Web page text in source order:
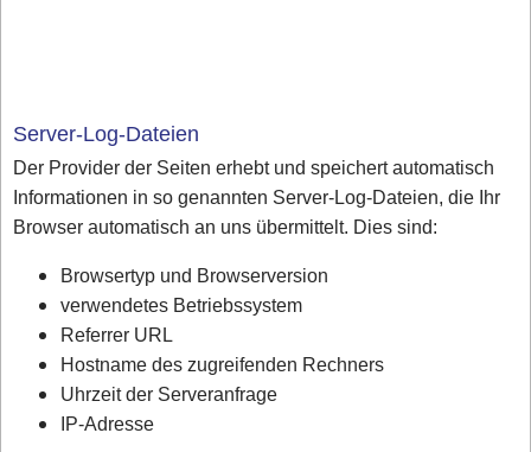
Server-Log-Dateien
Der Provider der Seiten erhebt und speichert automatisch
Informationen in so genannten Server-Log-Dateien, die Ihr
Browser automatisch an uns übermittelt. Dies sind:
Browsertyp und Browserversion
verwendetes Betriebssystem
Referrer URL
Hostname des zugreifenden Rechners
Uhrzeit der Serveranfrage
IP-Adresse